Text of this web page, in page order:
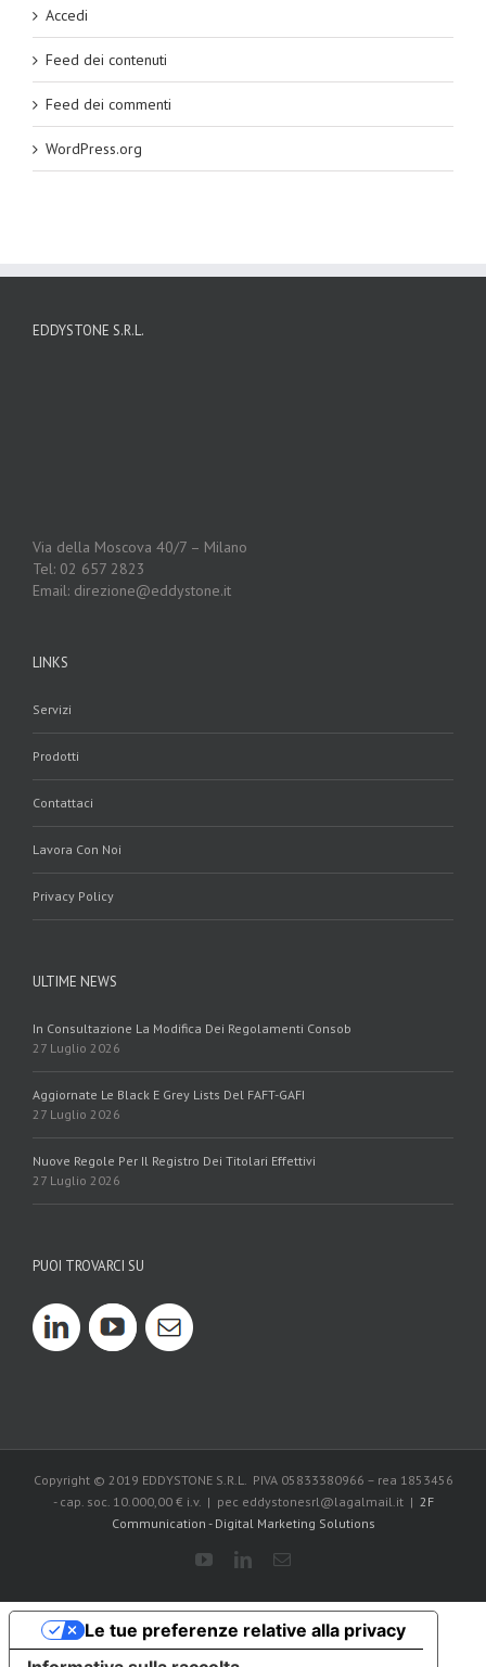
Accedi
Feed dei contenuti
Feed dei commenti
WordPress.org
EDDYSTONE S.R.L.
Via della Moscova 40/7 – Milano
Tel: 02 657 2823
Email: direzione@eddystone.it
LINKS
Servizi
Prodotti
Contattaci
Lavora Con Noi
Privacy Policy
ULTIME NEWS
In Consultazione La Modifica Dei Regolamenti Consob
27 Luglio 2026
Aggiornate Le Black E Grey Lists Del FAFT-GAFI
27 Luglio 2026
Nuove Regole Per Il Registro Dei Titolari Effettivi
27 Luglio 2026
PUOI TROVARCI SU
Copyright © 2019 EDDYSTONE S.R.L. PIVA 05833380966 – rea 1853456
- cap. soc. 10.000,00 € i.v. | pec eddystonesrl@lagalmail.it | 2F
Communication - Digital Marketing Solutions
Le tue preferenze relative alla privacy